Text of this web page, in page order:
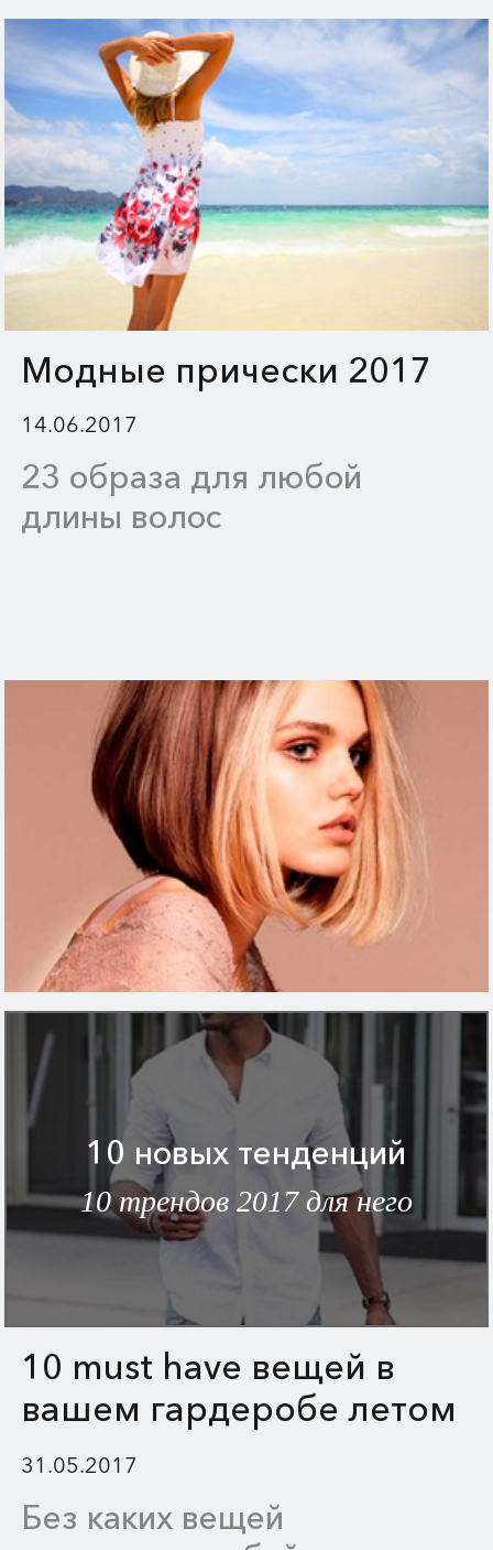
отдыха на море.
Модные прически 2017
14.06.2017
23 образа для любой
длины волос
10 новых тенденций
10 трендов 2017 для него
10 must have вещей в
вашем гардеробе летом
2017
31.05.2017
Без каких вещей